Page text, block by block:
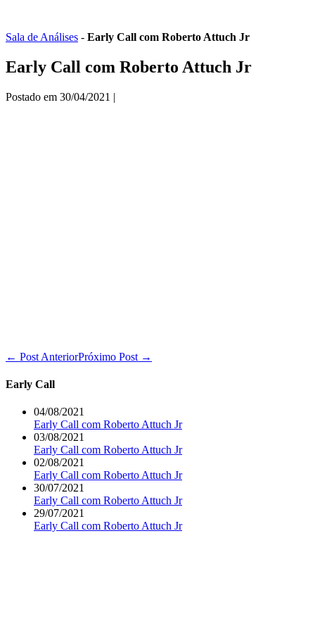
o
Sala de Análises - Early Call com Roberto Attuch Jr
Early Call com Roberto Attuch Jr
Postado em 30/04/2021 |
Navegação
post
← Post AnteriorPróximo Post →
Early Call
04/08/2021
Early Call com Roberto Attuch Jr
03/08/2021
Early Call com Roberto Attuch Jr
02/08/2021
Early Call com Roberto Attuch Jr
30/07/2021
Early Call com Roberto Attuch Jr
29/07/2021
Early Call com Roberto Attuch Jr